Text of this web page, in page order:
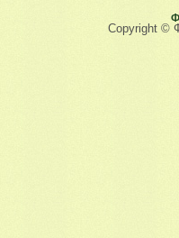
Copyright ©